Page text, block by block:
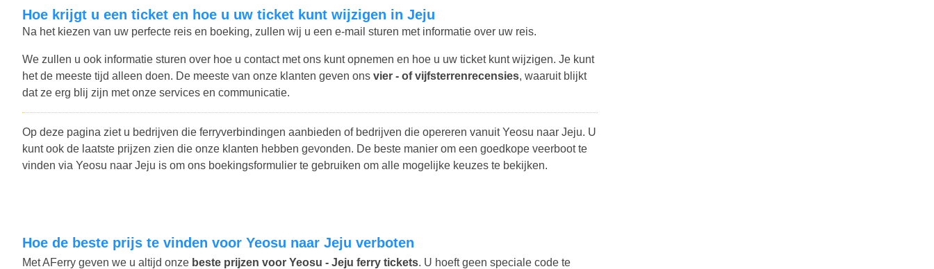
Hoe krijgt u een ticket en hoe u uw ticket kunt wijzigen in Jeju
Na het kiezen van uw perfecte reis en boeking, zullen wij u een e-mail sturen met informatie over uw reis.
We zullen u ook informatie sturen over hoe u contact met ons kunt opnemen en hoe u uw ticket kunt wijzigen. Je kunt
het de meeste tijd alleen doen. De meeste van onze klanten geven ons vier - of vijfsterrenrecensies, waaruit blijkt
dat ze erg blij zijn met onze services en communicatie.
Op deze pagina ziet u bedrijven die ferryverbindingen aanbieden of bedrijven die opereren vanuit Yeosu naar Jeju. U
kunt ook de laatste prijzen zien die onze klanten hebben gevonden. De beste manier om een goedkope veerboot te
vinden via Yeosu naar Jeju is om ons boekingsformulier te gebruiken om alle mogelijke keuzes te bekijken.
Hoe de beste prijs te vinden voor Yeosu naar Jeju verboten
Met AFerry geven we u altijd onze beste prijzen voor Yeosu - Jeju ferry tickets. U hoeft geen speciale code te